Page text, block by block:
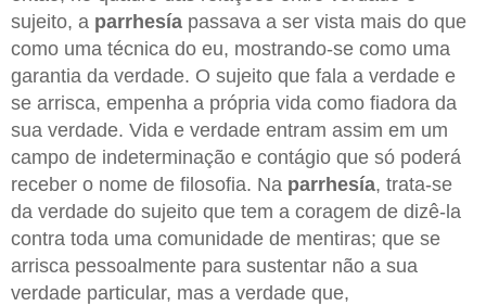
sujeito, a parrhesía passava a ser vista mais do que
como uma técnica do eu, mostrando-se como uma
garantia da verdade. O sujeito que fala a verdade e
se arrisca, empenha a própria vida como fiadora da
sua verdade. Vida e verdade entram assim em um
campo de indeterminação e contágio que só poderá
receber o nome de filosofia. Na parrhesía, trata-se
da verdade do sujeito que tem a coragem de dizê-la
contra toda uma comunidade de mentiras; que se
arrisca pessoalmente para sustentar não a sua
verdade particular, mas a verdade que,